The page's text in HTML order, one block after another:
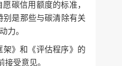
碳信用额度的标准，
是那些与碳清除有关
力。
》和《评估程序》的
受意见。